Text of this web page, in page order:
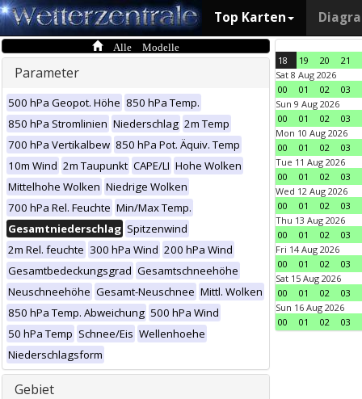
Top Karten
Alle Modelle
Parameter
500 hPa Geopot. Höhe 850 hPa Temp.
850 hPa Stromlinien Niederschlag 2m Temp
700 hPa Vertikalbew 850 hPa Pot. Äquiv. Temp
10m Wind 2m Taupunkt CAPE/LI Hohe Wolken
Mittelhohe Wolken Niedrige Wolken
700 hPa Rel. Feuchte Min/Max Temp.
Gesamtniederschlag Spitzenwind
2m Rel. feuchte 300 hPa Wind 200 hPa Wind
Gesamtbedeckungsgrad Gesamtschneehöhe
Neuschneehöhe Gesamt-Neuschnee Mittl. Wolken
850 hPa Temp. Abweichung 500 hPa Wind
50 hPa Temp Schnee/Eis Wellenhoehe
Niederschlagsform
Gebiet
18 19 20
21
Sat 8 Aug 2026
00
01 02
03
Sun 9 Aug 2026
00
01 02
03
Mon 10 Aug 2026
00
01 02
03
Tue 11 Aug 2026
00
01 02
03
Wed 12 Aug 2026
00
01 02
03
Thu 13 Aug 2026
00
01 02
03
Fri 14 Aug 2026
00
01 02
03
Sat 15 Aug 2026
00
01 02
03
Sun 16 Aug 2026
00
01 02 03